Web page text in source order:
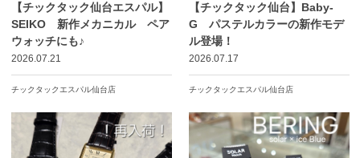
【チックタック仙台エスパル】
SEIKO 新作メカニカル ペア
ウォッチにも♪
2026.07.21
チックタックエスパル仙台店
【チックタック仙台】Baby-
G パステルカラーの新作モデ
ル登場！
2026.07.17
チックタックエスパル仙台店